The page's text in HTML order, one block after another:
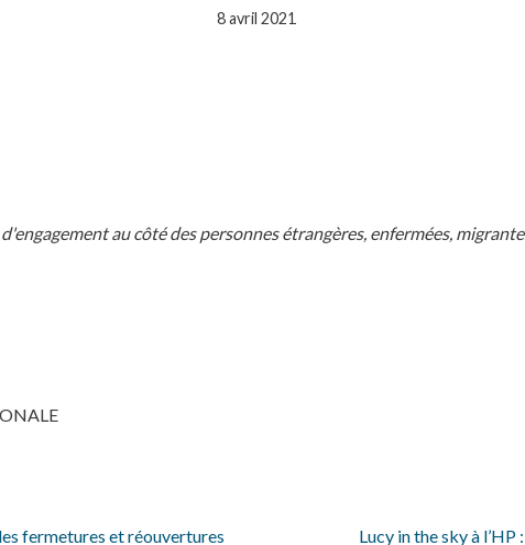
8 avril 2021
au côté des personnes étrangères, enfermées,
fermetures et réouvertures Lucy in the sky à l’HP